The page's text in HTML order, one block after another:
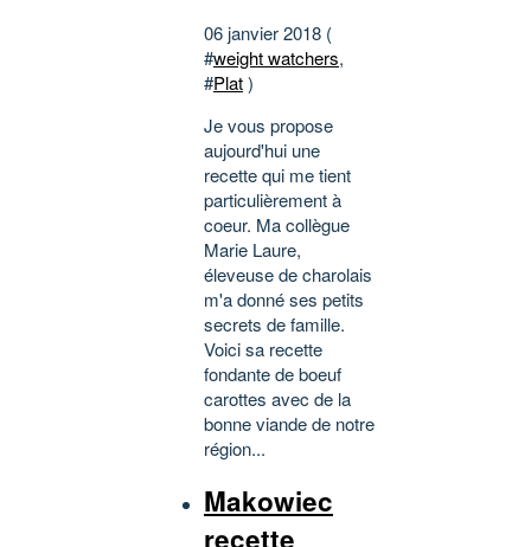
06 janvier 2018 (
#weight watchers,
#Plat)
Je vous propose
aujourd'hui une
recette qui me tient
particulièrement à
coeur. Ma collègue
Marie Laure,
éleveuse de charolais
m'a donné ses petits
secrets de famille.
Voici sa recette
fondante de boeuf
carottes avec de la
bonne viande de notre
région...
Makowiec
recette